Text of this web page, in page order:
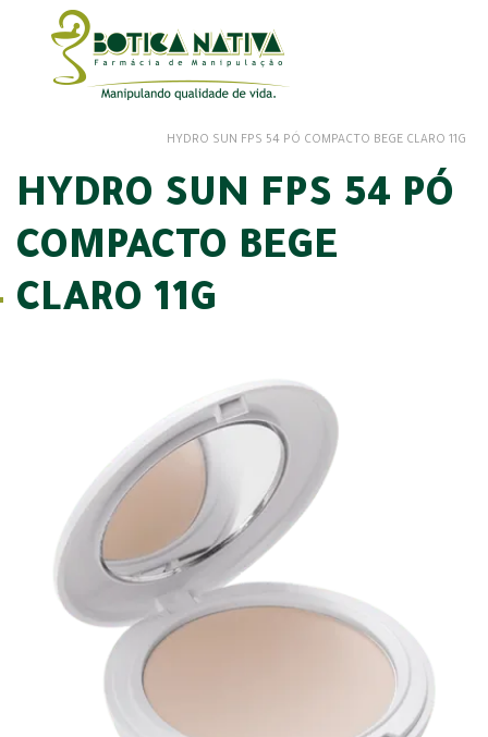
HYDRO SUN FPS 54 PÓ COMPACTO BEGE CLARO 11G
HYDRO SUN FPS 54 PÓ
COMPACTO BEGE
CLARO 11G